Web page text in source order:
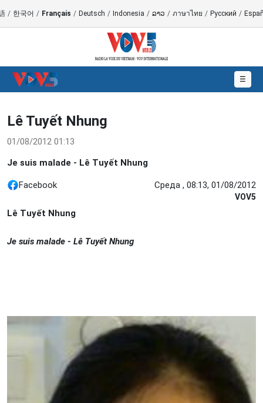
/ 한국어 / Français / Deutsch / Indonesia / ລາວ / ภาษาไทย / Русский /
☰
Lê Tuyết Nhung
01/08/2012 01:13
Je suis malade - Lê Tuyết Nhung
Facebook Среда , 08:13, 01/08/2012
VOV5
Lê Tuyết Nhung
Je suis malade - Lê Tuyết Nhung